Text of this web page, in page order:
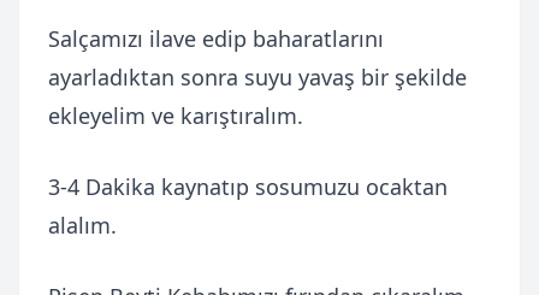
Salçamızı ilave edip baharatlarını
ayarladıktan sonra suyu yavaş bir şekilde
ekleyelim ve karıştıralım.
3-4 Dakika kaynatıp sosumuzu ocaktan
alalım.